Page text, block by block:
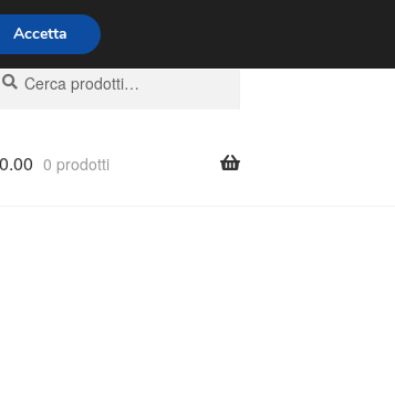
800 580 290
0 prodotti
Accetta